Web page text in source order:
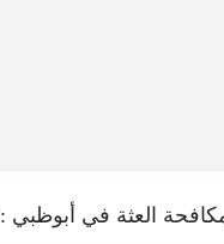
العثة في أبوظبي : 0551030483